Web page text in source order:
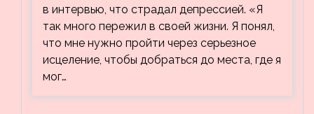
в интервью, что страдал депрессией. «Я
так много пережил в своей жизни. Я понял,
что мне нужно пройти через серьезное
исцеление, чтобы добраться до места, где я
мог…